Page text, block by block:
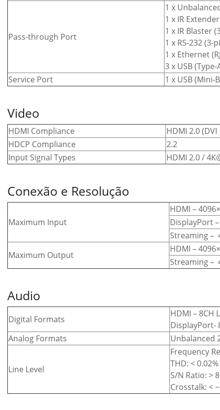
Pass-through Port
1 x
1 x IR
1 x IR Blaster
1 x RS-232 (3-
1 x Ethernet
3 x USB (Type-
Service Port
1 x USB (Mini-
Video
HDMI Compliance
HDMI 2.0 (DVI
HDCP Compliance
2.2
Input Signal Types
HDMI 2.0 /
Conexão e Resolução
Maximum Input
HDMI –
DisplayPort –
Streaming –
Maximum Output
HDMI –
Streaming –
Audio
Digital Formats
HDMI – 8CH
DisplayPort-
Analog Formats
Unbalanced
Line Level
Frequency
THD: <
S/N Ratio: >
Crosstalk: <